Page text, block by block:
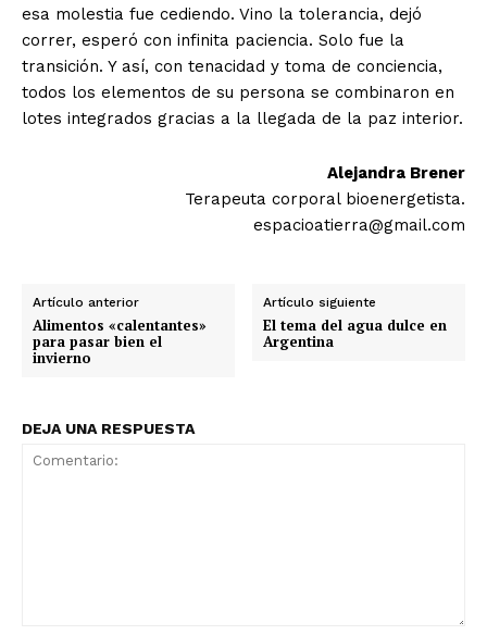
esa molestia fue cediendo. Vino la tolerancia, dejó
correr, esperó con infinita paciencia. Solo fue la
transición. Y así, con tenacidad y toma de conciencia,
todos los elementos de su persona se combinaron en
lotes integrados gracias a la llegada de la paz interior.
Alejandra Brener
Terapeuta corporal bioenergetista.
espacioatierra@gmail.com
Artículo anterior
Alimentos «calentantes»
para pasar bien el
invierno
Artículo siguiente
El tema del agua dulce en
Argentina
DEJA UNA RESPUESTA